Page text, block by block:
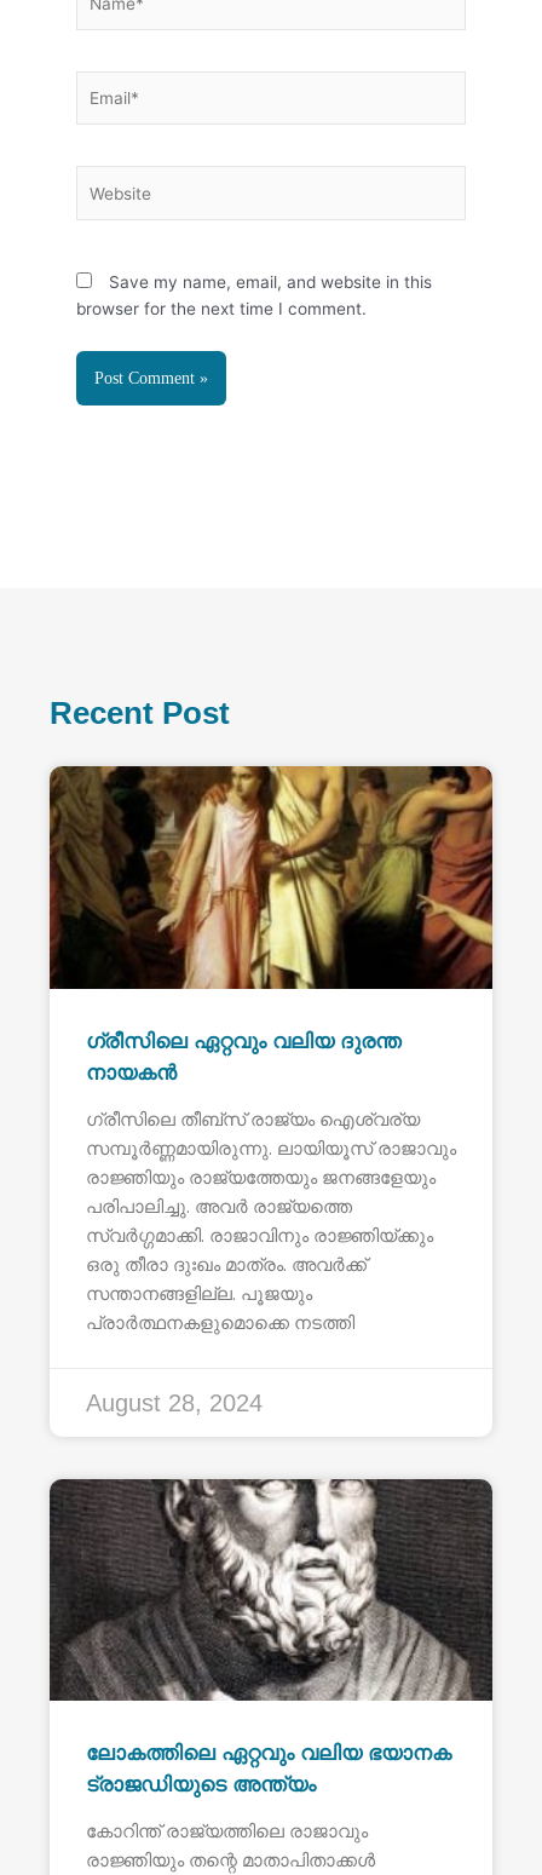
Save my name, email, and website in this
browser for the next time I comment.
Recent Post
ഗ്രീസിലെ ഏറ്റവും വലിയ ദുരന്ത
നായകൻ
ഗ്രീസിലെ തീബ്സ് രാജ്യം ഐശ്വര്യ
സമ്പൂർണ്ണമായിരുന്നു. ലായിയൂസ് രാജാവും
രാജ്ഞിയും രാജ്യത്തേയും ജനങ്ങളേയും
പരിപാലിച്ചു. അവർ രാജ്യത്തെ
സ്വർഗ്ഗമാക്കി. രാജാവിനും രാജ്ഞിയ്ക്കും
ഒരു തീരാ ദുഃഖം മാത്രം. അവർക്ക്
സന്താനങ്ങളില്ല. പൂജയും
പ്രാർത്ഥനകളുമൊക്കെ നടത്തി
August 28, 2024
ലോകത്തിലെ ഏറ്റവും വലിയ ഭയാനക
ട്രാജഡിയുടെ അന്ത്യം
കോറിന്ത് രാജ്യത്തിലെ രാജാവും
രാജ്ഞിയും തന്റെ മാതാപിതാക്കൾ